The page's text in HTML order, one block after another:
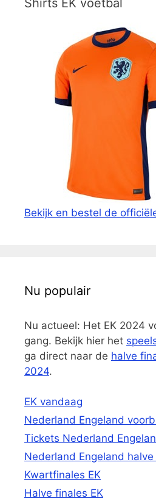
Shirts EK voetbal
Bekijk en bestel de
Nu populair
Nu actueel: Het EK 2024
gang. Bekijk hier het
ga direct naar de halve
2024.
EK vandaag
Nederland Engeland
Tickets Nederland
Nederland Engeland halve
Kwartfinales EK
Halve finales EK